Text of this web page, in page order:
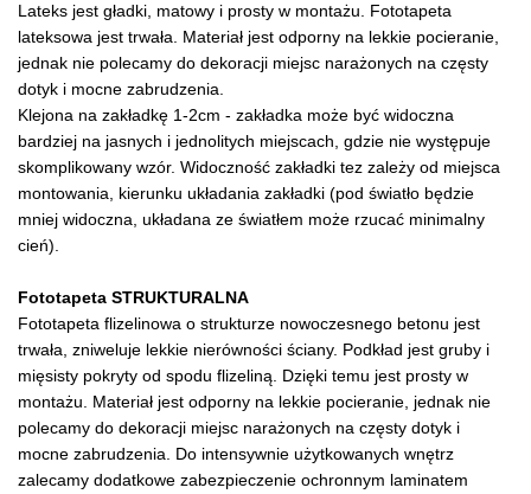
Lateks jest gładki, matowy i prosty w montażu. Fototapeta
lateksowa jest trwała. Materiał jest odporny na lekkie pocieranie,
jednak nie polecamy do dekoracji miejsc narażonych na częsty
dotyk i mocne zabrudzenia.
Klejona na zakładkę 1-2cm - zakładka może być widoczna
bardziej na jasnych i jednolitych miejscach, gdzie nie występuje
skomplikowany wzór. Widoczność zakładki tez zależy od miejsca
montowania, kierunku układania zakładki (pod światło będzie
mniej widoczna, układana ze światłem może rzucać minimalny
cień).
Fototapeta STRUKTURALNA
Fototapeta flizelinowa o strukturze nowoczesnego betonu jest
trwała, zniweluje lekkie nierówności ściany. Podkład jest gruby i
mięsisty pokryty od spodu flizeliną. Dzięki temu jest prosty w
montażu. Materiał jest odporny na lekkie pocieranie, jednak nie
polecamy do dekoracji miejsc narażonych na częsty dotyk i
mocne zabrudzenia. Do intensywnie użytkowanych wnętrz
zalecamy dodatkowe zabezpieczenie ochronnym laminatem